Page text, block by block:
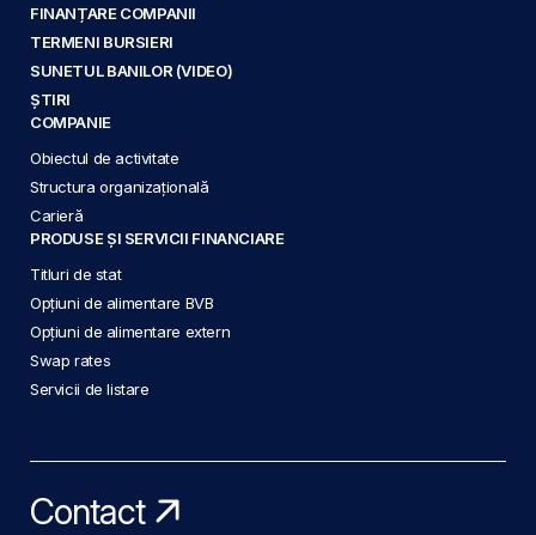
FINANȚARE COMPANII
TERMENI BURSIERI
SUNETUL BANILOR (VIDEO)
ȘTIRI
COMPANIE
Obiectul de activitate
Structura organizațională
Carieră
PRODUSE ȘI SERVICII FINANCIARE
Titluri de stat
Opțiuni de alimentare BVB
Opțiuni de alimentare extern
Swap rates
Servicii de listare
Contact